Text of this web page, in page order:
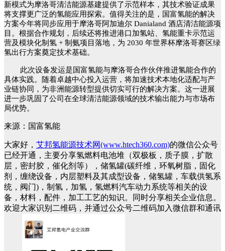
新模式为摩洛哥清洁能源基建提供了示范样本，其技术验证成果
将支撑更广泛的氢能应用探索。值得关注的是，国富氢能的解决
方案今年将同步应用于摩洛哥阿加迪尔 Danialand 酒店清洁能源项
目。根据合作规划，后续还将推进港口加氢站、氢能重卡示范运
营及模块化制氢 + 制氨项目落地，为 2030 年世界杯摩洛哥赛区绿
氢出行方案奠定技术基础。
此次设备发运是国富氢能与摩洛哥合作伙伴推进氢能合作的
具体实践。随着卓越中心投入运营，将加速技术本地化适配与产
业链协同，为非洲能源转型提供切实可行的解决方案。这一进展
进一步巩固了公司在全球清洁能源领域的技术输出能力与市场布
局优势。
来源：国富氢能
大家好， 艾邦氢能源技术网(www.htech360.com)的微信公众号
已经开通，主要分享氢燃料电池堆（双极板，质子膜，扩散
层，密封胶，催化剂等），储氢罐(碳纤维，环氧树脂，固化
剂，缠绕设备，内层塑料及其成型设备，储氢罐，车载供氢系
统，阀门)，制氢，加氢，氢燃料汽车动力系统等相关的设
备，材料，配件，加工工艺的知识。同时分享相关企业信息。
欢迎大家识别二维码，并通过公众号二维码加入微信群和通讯